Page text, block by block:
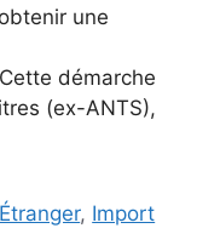
une
démarche
(ex-ANTS),
, Import